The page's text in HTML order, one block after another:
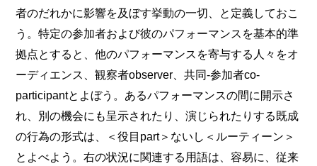
者のだれかに影響を及ぼす挙動の一切、と定義しておこ
う。特定の参加者および彼のパフォーマンスを基本的準
拠点とすると、他のパフォーマンスを寄与する人々をオ
ーディエンス、観察者observer、共同‐参加者co-
participantとよぼう。あるパフォーマンスの間に開示さ
れ、別の機会にも呈示されたり、演じられたりする既成
の行為の形式は、＜役目part＞ないし＜ルーティーン＞
とよべよう。右の状況に関連する用語は、容易に、従来